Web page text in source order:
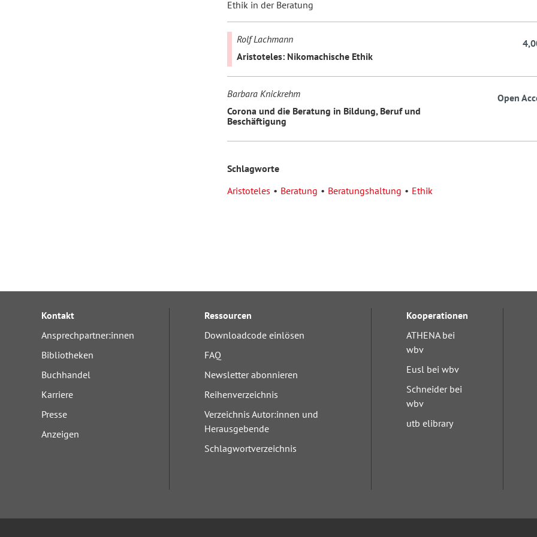
Ethik in der Beratung
Rolf Lachmann
Aristoteles: Nikomachische Ethik
Barbara Knickrehm
Corona und die Beratung in Bildung, Beruf und
Beschäftigung
Open
Schlagworte
Aristoteles
Beratung Beratungshaltung Ethik
Kontakt
Ansprechpartner:innen
Bibliotheken
Buchhandel
Karriere
Presse
Anzeigen
Ressourcen
Downloadcode einlösen
FAQ
Newsletter abonnieren
Reihenverzeichnis
Verzeichnis Autor:innen und
Herausgebende
Schlagwortverzeichnis
Kooperationen
ATHENA bei
wbv
Eusl bei wbv
Schneider bei
wbv
utb elibrary